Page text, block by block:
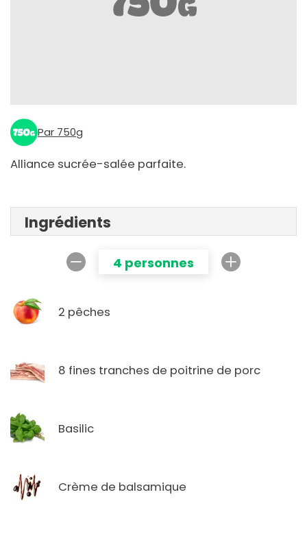
Par 750g
Alliance sucrée-salée parfaite.
Ingrédients
4 personnes
2 pêches
8 fines tranches de poitrine de porc
Basilic
Crème de balsamique